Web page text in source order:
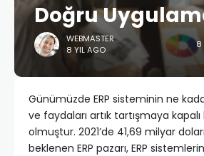
Doğru
WEBMASTER
8 YIL AGO
8
Günümüzde ERP sisteminin ne
ve faydaları artık tartışmaya
olmuştur. 2021’de 41,69 milyar
beklenen ERP pazarı, ERP